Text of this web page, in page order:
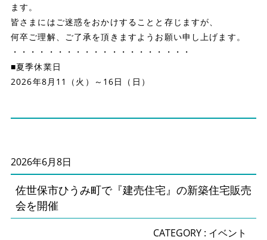
ます。
皆さまにはご迷惑をおかけすることと存じますが、
何卒ご理解、ご了承を頂きますようお願い申し上げます。
・・・・・・・・・・・・・・・・・・・・
■夏季休業日
2026年8月11（火）～16日（日）
2026年6月8日
佐世保市ひうみ町で『建売住宅』の新築住宅販売
会を開催
CATEGORY : イベント